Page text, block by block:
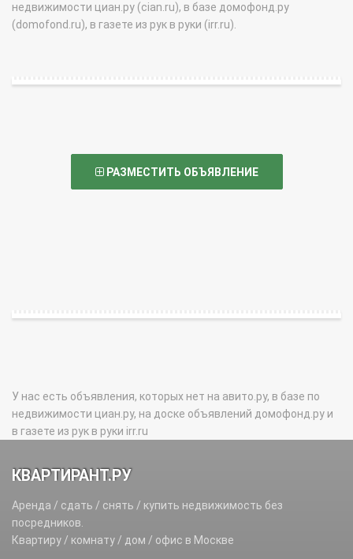
недвижимости циан.ру (cian.ru), в базе домофонд.ру
(domofond.ru), в газете из рук в руки (irr.ru).
РАЗМЕСТИТЬ ОБЪЯВЛЕНИЕ
У нас есть объявления, которых нет на авито.ру, в базе по
недвижимости циан.ру, на доске объявлений домофонд.ру и
в газете из рук в руки irr.ru
КВАРТИРАНТ.РУ
Аренда / сдать / снять / купить недвижимость без
посредников.
Квартиру / комнату / дом / офис в Москве